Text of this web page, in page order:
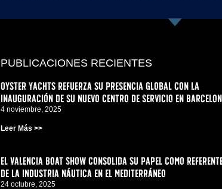
PUBLICACIONES RECIENTES
Oyster Yachts refuerza su presencia global con la
inauguración de su nuevo centro de servicio en
4 noviembre, 2025
Leer Más >>
El Valencia Boat Show consolida su papel como
de la industria náutica en el Mediterráneo
24 octubre, 2025